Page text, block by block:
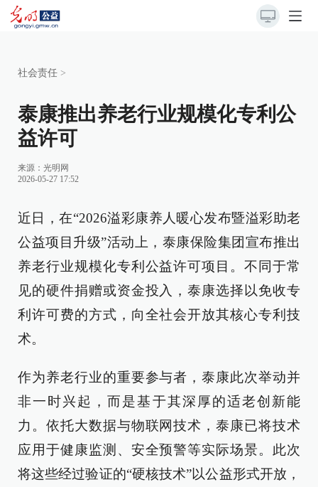
社会责任 >
泰康推出养老行业规模化专利公
益许可
来源： 光明网
2026-05-27 17:52
近日，在“2026溢彩康养人暖心发布暨溢彩助老
公益项目升级”活动上，泰康保险集团宣布推出
养老行业规模化专利公益许可项目。不同于常
见的硬件捐赠或资金投入，泰康选择以免收专
利许可费的方式，向全社会开放其核心专利技
术。
作为养老行业的重要参与者，泰康此次举动并
非一时兴起，而是基于其深厚的适老创新能
力。依托大数据与物联网技术，泰康已将技术
应用于健康监测、安全预警等实际场景。此次
将这些经过验证的“硬核技术”以公益形式开放，